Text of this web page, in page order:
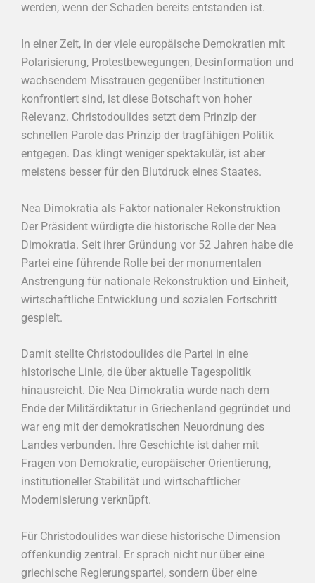
werden, wenn der Schaden bereits entstanden ist.
In einer Zeit, in der viele europäische Demokratien mit
Polarisierung, Protestbewegungen, Desinformation und
wachsendem Misstrauen gegenüber Institutionen
konfrontiert sind, ist diese Botschaft von hoher
Relevanz. Christodoulides setzt dem Prinzip der
schnellen Parole das Prinzip der tragfähigen Politik
entgegen. Das klingt weniger spektakulär, ist aber
meistens besser für den Blutdruck eines Staates.
Nea Dimokratia als Faktor nationaler Rekonstruktion
Der Präsident würdigte die historische Rolle der Nea
Dimokratia. Seit ihrer Gründung vor 52 Jahren habe die
Partei eine führende Rolle bei der monumentalen
Anstrengung für nationale Rekonstruktion und Einheit,
wirtschaftliche Entwicklung und sozialen Fortschritt
gespielt.
Damit stellte Christodoulides die Partei in eine
historische Linie, die über aktuelle Tagespolitik
hinausreicht. Die Nea Dimokratia wurde nach dem
Ende der Militärdiktatur in Griechenland gegründet und
war eng mit der demokratischen Neuordnung des
Landes verbunden. Ihre Geschichte ist daher mit
Fragen von Demokratie, europäischer Orientierung,
institutioneller Stabilität und wirtschaftlicher
Modernisierung verknüpft.
Für Christodoulides war diese historische Dimension
offenkundig zentral. Er sprach nicht nur über eine
griechische Regierungspartei, sondern über eine